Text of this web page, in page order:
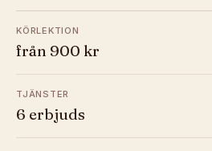
KÖRLEKTION
från 900 kr
TJÄNSTER
6 erbjuds